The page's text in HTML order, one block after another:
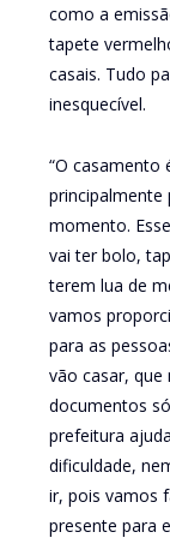
como a
tapete
casais. Tudo
inesquecível.
“O casamento
principalmente
momento.
vai ter bolo,
terem lua de
vamos
para as
vão casar,
documentos
prefeitura
dificuldade,
ir, pois vamos
presente para